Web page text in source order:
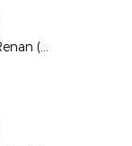
Finale U14 TA - EA St Renan (1-1; 4-5 TAB)